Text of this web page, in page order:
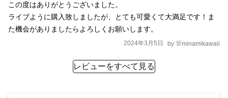
この度はありがとうございました。
ライブように購入致しましたが、とても可愛くて大満足です！ま
た機会がありましたらよろしくお願いします。
2024年3月5日 by 🐰minamikawaii
レビューをすべて見る